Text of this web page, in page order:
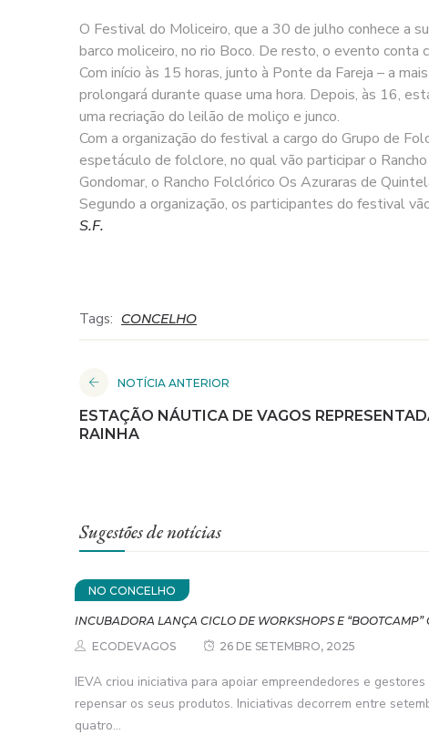
O Festival do Moliceiro, que a 30 de julho conhece a
barco moliceiro, no rio Boco. De resto, o evento
Com início às 15 horas, junto à Ponte da Fareja – a
prolongará durante quase uma hora. Depois, às 16,
uma recriação do leilão de moliço e junco.
Com a organização do festival a cargo do Grupo de
espetáculo de folclore, no qual vão participar o
Gondomar, o Rancho Folclórico Os Azuraras de
Segundo a organização, os participantes do festival
S.F.
Tags: CONCELHO
NOTÍCIA ANTERIOR
ESTAÇÃO NÁUTICA DE VAGOS
RAINHA
Sugestões de notícias
NO CONCELHO
INCUBADORA LANÇA CICLO DE WORKSHOPS E “BOOTCAMP”
ECODEVAGOS
26 DE SETEMBRO, 2025
IEVA criou iniciativa para apoiar empreendedores e
repensar os seus produtos. Iniciativas decorrem entre
quatro...